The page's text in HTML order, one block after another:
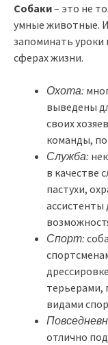
Собаки– это не
умные животные.
запоминать
сферах жизни.
Охота:
выведены
своих
команды,
Служба:
в качестве
пастухи,
ассистенты
Спорт:
терьерами,
видами
отлично